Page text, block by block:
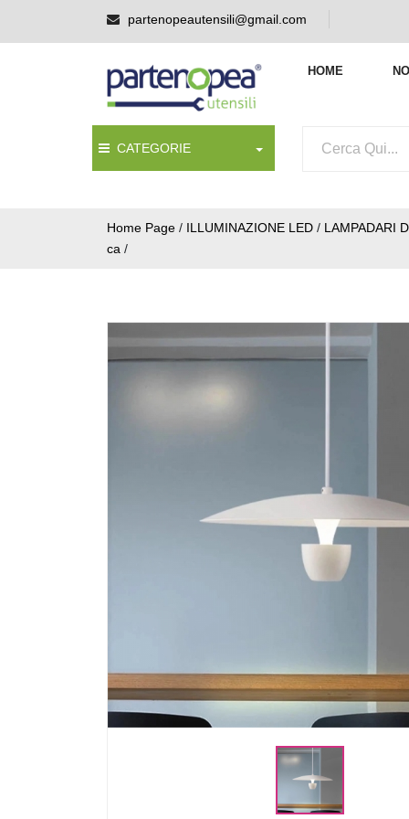
partenopeautensili@gmail.com
HOME
CATEGORIE
Home Page / ILLUMINAZIONE LED / LAMPADARI
ca /